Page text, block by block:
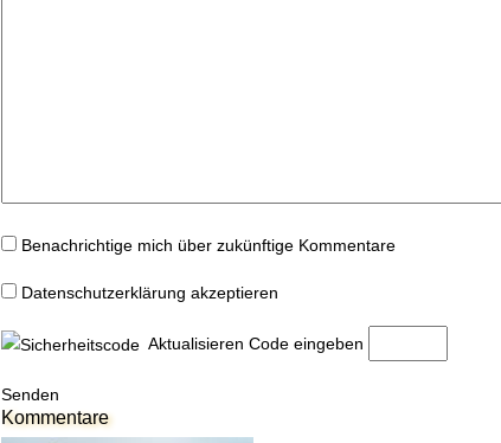
Benachrichtige mich über zukünftige Kommentare
Datenschutzerklärung akzeptieren
Aktualisieren Code eingeben
Senden
Kommentare